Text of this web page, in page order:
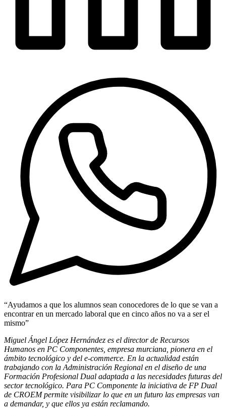
“Ayudamos a que los alumnos sean conocedores de lo que se van a
encontrar en un mercado laboral que en cinco años no va a ser el
mismo”
Miguel Ángel López Hernández es el director de Recursos
Humanos en PC Componentes, empresa murciana, pionera en el
ámbito tecnológico y del e-commerce. En la actualidad están
trabajando con la Administración Regional en el diseño de una
Formación Profesional Dual adaptada a las necesidades futuras del
sector tecnológico. Para PC Componente la iniciativa de FP Dual
de CROEM permite visibilizar lo que en un futuro las empresas van
a demandar, y que ellos ya están reclamando.